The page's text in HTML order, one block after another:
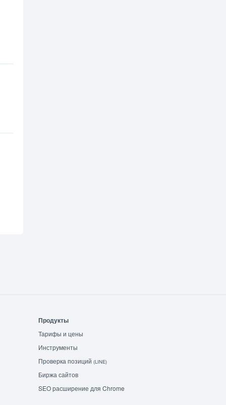
Продукты
Тарифы и цены
Инструменты
Проверка позиций (LINE)
Биржа сайтов
SEO расширение для Chrome